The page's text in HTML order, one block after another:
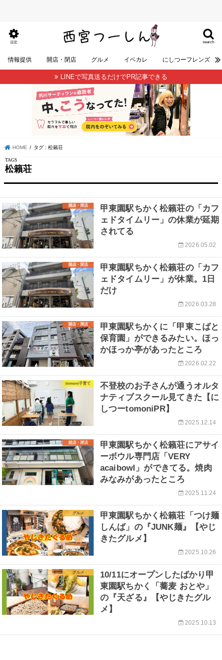
search
設定
情報提供 開店・閉店 グルメ イベカレ にしつーフレンズ
LINEで写真送るだけでPR記事できる
HOME タグ : 松籟荘
松籟荘
開店・閉店
甲東園駅ちかく松籟荘の「カフ
ェドタイムリー」の休業が延期
されてる
2026.05.02
開店・閉店
甲東園駅ちかく松籟荘の「カフ
ェドタイムリー」が休業。1日
だけ
2026.03.28
開店・閉店
甲東園駅ちかくに「甲東こばと
保育園」ができるみたい。ほっ
かほっか亭があったところ
2026.02.22
tomoni子育て
不登校のお子さんが通うオルタ
ナティブスクール見てきた【に
しつーtomoniPR】
2025.12.14
開店・閉店
甲東園駅ちかく松籟荘にアサイ
ーボウル専門店「VERY
acaibowl」ができてる。焼肉
みなみがあったところ
2025.11.24
グルメ
甲東園駅ちかく松籟荘「つけ麺
しんば」の『JUNK麺』【やじ
きたグルメ】
2025.10.26
グルメ
10/11にオープンしたばかり甲
東園駅ちかく「蕎麦 おとや」
の『天ざる』【やじきたグル
メ】
2025.10.13